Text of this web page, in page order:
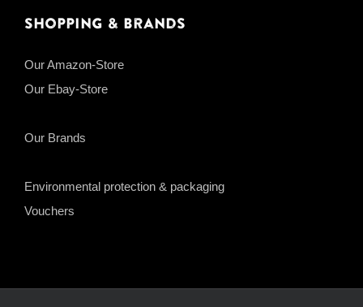
Shopping & Brands
Our Amazon-Store
Our Ebay-Store
Our Brands
Environmental protection & packaging
Vouchers